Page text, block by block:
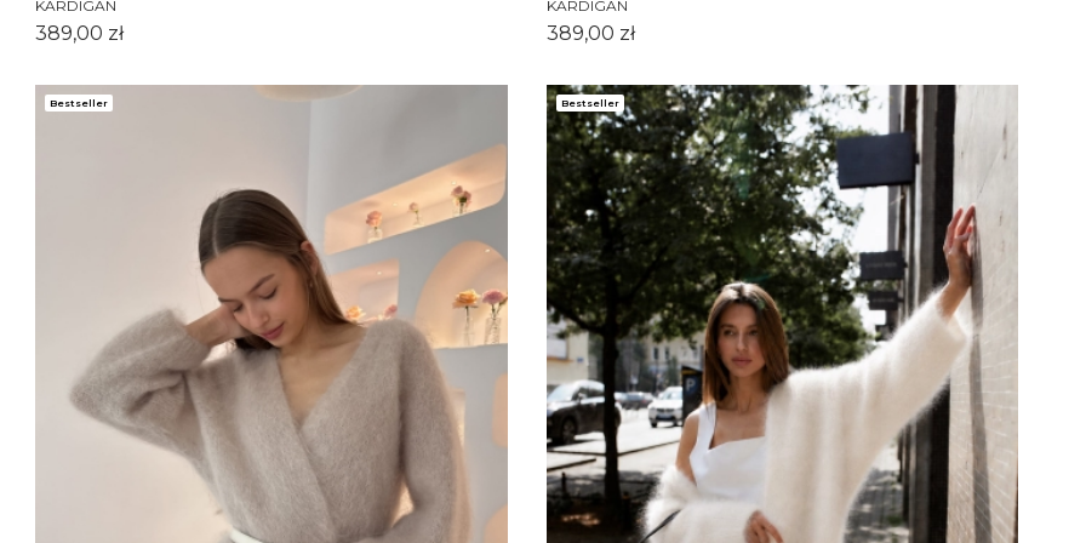
KARDIGAN
Cena
389,00 zł
KARDIGAN
Cena
389,00 zł
Bestseller Bestseller